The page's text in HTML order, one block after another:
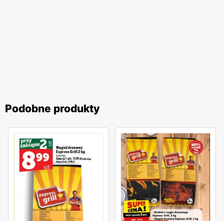
Podobne produkty